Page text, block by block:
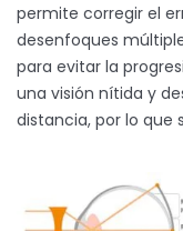
permite corregir el
desenfoques
para evitar la
una visión nítida y
distancia, por lo que